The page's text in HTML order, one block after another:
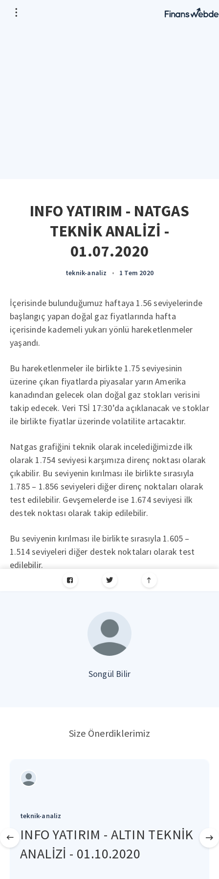
INFO YATIRIM - NATGAS
TEKNİK ANALİZİ -
01.07.2020
teknik-analiz • 1 Tem 2020
İçerisinde bulunduğumuz haftaya 1.56 seviyelerinde
başlangıç yapan doğal gaz fiyatlarında hafta
içerisinde kademeli yukarı yönlü hareketlenmeler
yaşandı.
Bu hareketlenmeler ile birlikte 1.75 seviyesinin
üzerine çıkan fiyatlarda piyasalar yarın Amerika
kanadından gelecek olan doğal gaz stokları verisini
takip edecek. Veri TSİ 17:30’da açıklanacak ve stoklar
ile birlikte fiyatlar üzerinde volatilite artacaktır.
Natgas grafiğini teknik olarak incelediğimizde ilk
olarak 1.754 seviyesi karşımıza direnç noktası olarak
çıkabilir. Bu seviyenin kırılması ile birlikte sırasıyla
1.785 – 1.856 seviyeleri diğer direnç noktaları olarak
test edilebilir. Gevşemelerde ise 1.674 seviyesi ilk
destek noktası olarak takip edilebilir.
Bu seviyenin kırılması ile birlikte sırasıyla 1.605 –
1.514 seviyeleri diğer destek noktaları olarak test
edilebilir.
Songül Bilir
Size Önerdiklerimiz
teknik-analiz
INFO YATIRIM - ALTIN TEKNİK
ANALİZİ - 01.10.2020